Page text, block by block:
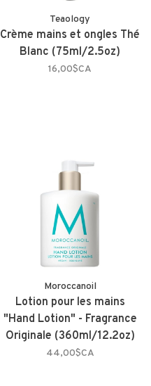
Teaology
Crème mains et ongles Thé
Blanc (75ml/2.5oz)
16,00$CA
Moroccanoil
Lotion pour les mains
"Hand Lotion" - Fragrance
Originale (360ml/12.2oz)
44,00$CA